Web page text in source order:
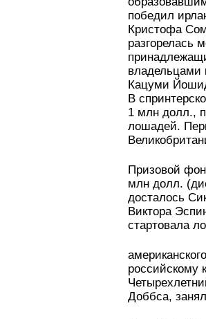
победил
Кристофа
владельцами
Кацуми
В
1 млн долл.,
лошадей.
Призовой
млн долл.
досталось
Виктора
стартовала
российскому
Доббса,